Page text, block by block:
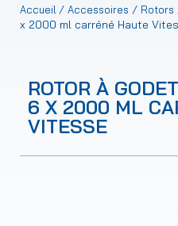
Accueil / Accessoires / Rotors
x 2000 ml carréné Haute
ROTOR À
6 X 2000 ML
VITESSE